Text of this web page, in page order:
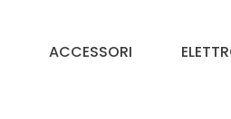
ACCESSORI